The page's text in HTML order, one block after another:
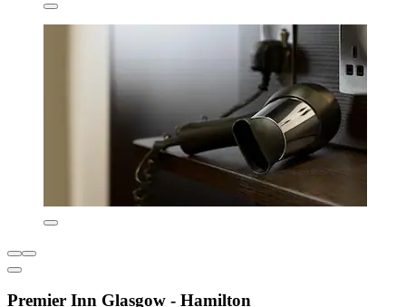
Premier Inn Glasgow - Hamilton